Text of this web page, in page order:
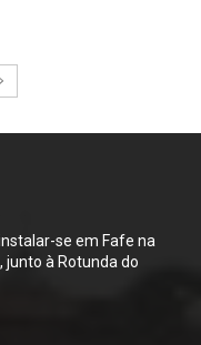
se em Fafe na
junto à Rotunda do